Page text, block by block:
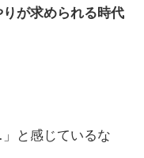
が求められる時代
と感じているな